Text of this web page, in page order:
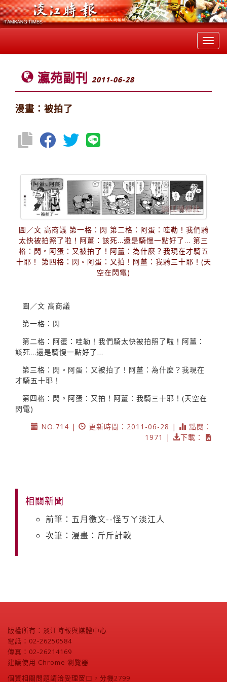
瀛苑副刊 2011-06-28
漫畫：被拍了
圖／文 高商議 第一格：閃 第二格：阿蛋：哇勒！我們騎
太快被拍照了啦！阿薑：該死...還是騎慢一點好了... 第三
格：閃。阿蛋：又被拍了！阿薑：為什麼？我現在才騎五
十耶！ 第四格：閃。阿蛋：又拍！阿薑：我騎三十耶！(天
空在閃電)
圖／文 高商議
第一格：閃
第二格：阿蛋：哇勒！我們騎太快被拍照了啦！阿薑：
該死...還是騎慢一點好了...
第三格：閃。阿蛋：又被拍了！阿薑：為什麼？我現在
才騎五十耶！
第四格：閃。阿蛋：又拍！阿薑：我騎三十耶！(天空在
閃電)
NO.714 |
更新時間：2011-06-28 |
點閱：
1971 |
下載：
相關新聞
前筆：五月徵文--怪ㄎㄚ淡江人
次筆：漫畫：斤斤計較
版權所有：淡江時報與媒體中心
電話：02-26250584
傳真：02-26214169
建議使用 Chrome 瀏覽器
個資相關問題請洽受理窗口，分機2799